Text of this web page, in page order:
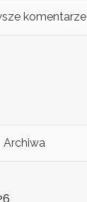
komentarze
Archiwa